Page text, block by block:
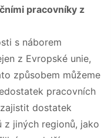
pracovníky z
s náborem
z Evropské unie,
způsobem můžeme
pracovních
dostatek
jiných regionů, jako